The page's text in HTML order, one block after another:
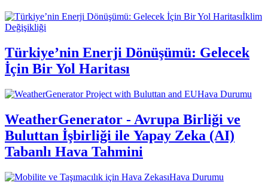
İklim
Değişikliği
Türkiye’nin Enerji Dönüşümü: Gelecek
İçin Bir Yol Haritası
Hava Durumu
WeatherGenerator - Avrupa Birliği ve
Buluttan İşbirliği ile Yapay Zeka (AI)
Tabanlı Hava Tahmini
Hava Durumu